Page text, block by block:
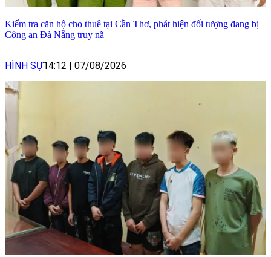
Kiểm tra căn hộ cho thuê tại Cần Thơ, phát hiện đối tượng đang bị
Công an Đà Nẵng truy nã
HÌNH SỰ14:12 07/08/2026